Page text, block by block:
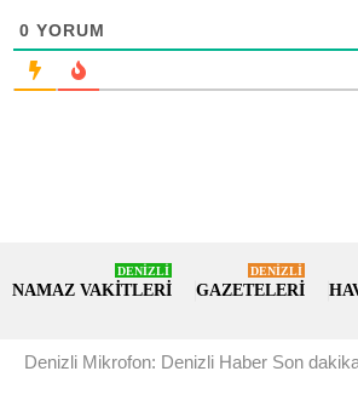
0 YORUM
NAMAZ VAKİTLERİ
DENİZLİ
GAZETELERİ
DENİZLİ
Denizli Mikrofon: Denizli Haber Son